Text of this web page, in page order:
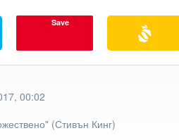
Save
00:02
(Стивън Кинг)